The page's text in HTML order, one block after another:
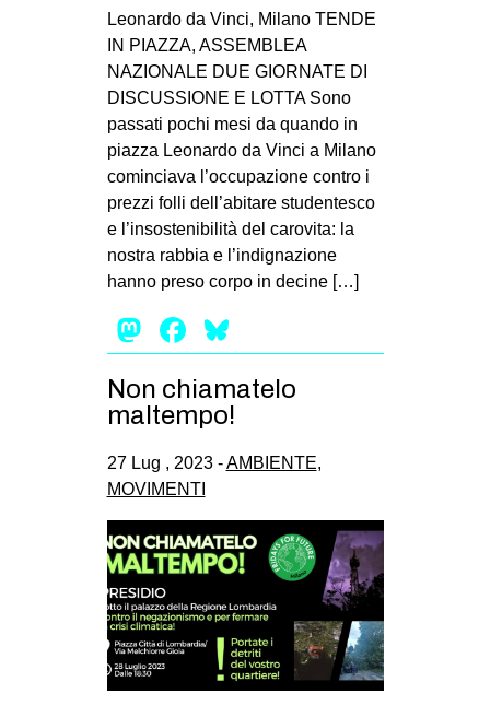
Leonardo da Vinci, Milano TENDE
IN PIAZZA, ASSEMBLEA
NAZIONALE DUE GIORNATE DI
DISCUSSIONE E LOTTA Sono
passati pochi mesi da quando in
piazza Leonardo da Vinci a Milano
cominciava l’occupazione contro i
prezzi folli dell’abitare studentesco
e l’insostenibilità del carovita: la
nostra rabbia e l’indignazione
hanno preso corpo in decine […]
Mastodon
Facebook
Non chiamatelo
maltempo!
27 Lug , 2023 -AMBIENTE,
MOVIMENTI